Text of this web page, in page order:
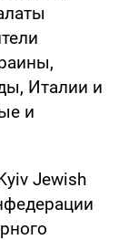
Италии и
и
Jewish